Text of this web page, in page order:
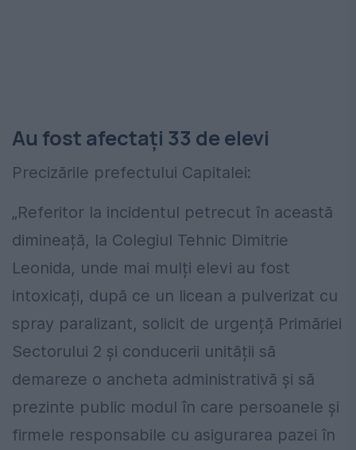
Au fost afectați 33 de elevi
Precizările prefectului Capitalei:
„Referitor la incidentul petrecut în această
dimineață, la Colegiul Tehnic Dimitrie
Leonida, unde mai mulți elevi au fost
intoxicați, după ce un licean a pulverizat cu
spray paralizant, solicit de urgență Primăriei
Sectorului 2 și conducerii unității să
demareze o ancheta administrativă și să
prezinte public modul în care persoanele și
firmele responsabile cu asigurarea pazei în